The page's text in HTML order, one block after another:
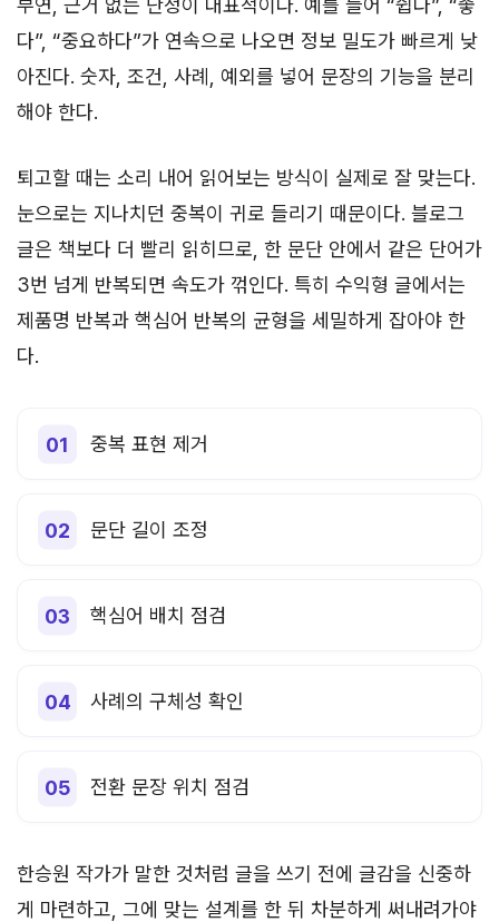
부연, 근거 없는 단정이 대표적이다. 예를 들어 “쉽다”, “좋
다”, “중요하다”가 연속으로 나오면 정보 밀도가 빠르게 낮
아진다. 숫자, 조건, 사례, 예외를 넣어 문장의 기능을 분리
해야 한다.
퇴고할 때는 소리 내어 읽어보는 방식이 실제로 잘 맞는다.
눈으로는 지나치던 중복이 귀로 들리기 때문이다. 블로그
글은 책보다 더 빨리 읽히므로, 한 문단 안에서 같은 단어가
3번 넘게 반복되면 속도가 꺾인다. 특히 수익형 글에서는
제품명 반복과 핵심어 반복의 균형을 세밀하게 잡아야 한
다.
중복 표현 제거
문단 길이 조정
핵심어 배치 점검
사례의 구체성 확인
전환 문장 위치 점검
한승원 작가가 말한 것처럼 글을 쓰기 전에 글감을 신중하
게 마련하고, 그에 맞는 설계를 한 뒤 차분하게 써내려가야